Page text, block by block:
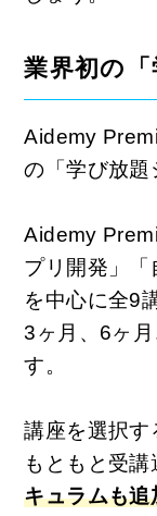
業界初の
Aidemy
の「学び放題
Aidemy
プリ開発」「
を中心に全9
3ヶ月、6ヶ
す。
講座を選択す
もともと受講
キュラムも追